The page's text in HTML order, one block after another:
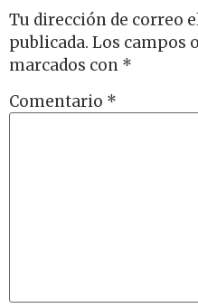
Tu dirección de correo
publicada. Los campos
marcados con *
Comentario *